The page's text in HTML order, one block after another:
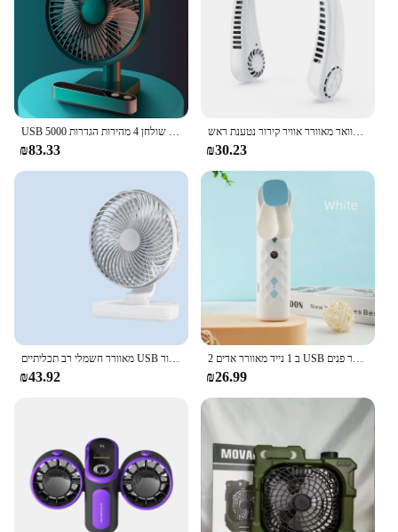
USB נטענת נדנוד מאוורר שולחן 4 מהירות הגדרות 5000mAh מיני שולחן קירור מאוורר מתכוונן ראש בית משרד אישי מאוורר
₪83.33
מאוורר אוויר תלייה צוואר מאוורר אוויר קירור נטענת ראש USB מיני מאוורר נסיעה ספורט חיצוני
₪30.23
₪43.92 ₪26.99